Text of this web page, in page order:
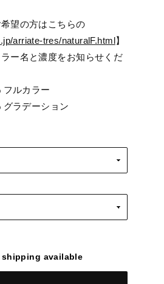
望の方はこちらの
arriate-tres/naturalF.html】
ー名と濃度をお知らせくだ
フルカラー
ラデーション
available